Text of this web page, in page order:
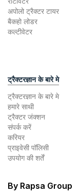
अपोलो ट्रैक्टर टायर
बैकहो लोडर
कल्टीवेटर
ट्रैक्टरज्ञान के बारे मे
ट्रैक्टरज्ञान के बारे मे
हमारे साथी
ट्रैक्टर जंक्शन
संपर्क करें
करियर
प्राइवेसी पॉलिसी
उपयोग की शर्तें
By Rapsa Group